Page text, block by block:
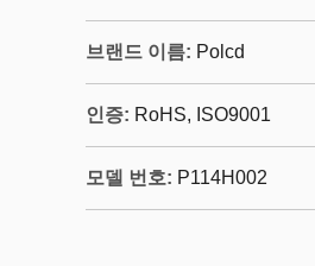
브랜드 이름: Polcd
인증: RoHS, ISO9001
모델 번호: P114H002